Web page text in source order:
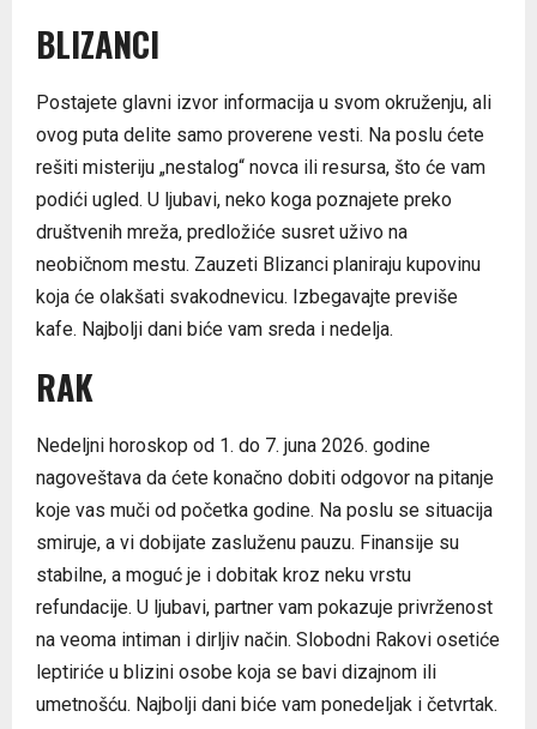
BLIZANCI
Postajete glavni izvor informacija u svom okruženju, ali
ovog puta delite samo proverene vesti. Na poslu ćete
rešiti misteriju „nestalog“ novca ili resursa, što će vam
podići ugled. U ljubavi, neko koga poznajete preko
društvenih mreža, predložiće susret uživo na
neobičnom mestu. Zauzeti Blizanci planiraju kupovinu
koja će olakšati svakodnevicu. Izbegavajte previše
kafe. Najbolji dani biće vam sreda i nedelja.
RAK
Nedeljni horoskop od 1. do 7. juna 2026. godine
nagoveštava da ćete konačno dobiti odgovor na pitanje
koje vas muči od početka godine. Na poslu se situacija
smiruje, a vi dobijate zasluženu pauzu. Finansije su
stabilne, a moguć je i dobitak kroz neku vrstu
refundacije. U ljubavi, partner vam pokazuje privrženost
na veoma intiman i dirljiv način. Slobodni Rakovi osetiće
leptiriće u blizini osobe koja se bavi dizajnom ili
umetnošću. Najbolji dani biće vam ponedeljak i četvrtak.